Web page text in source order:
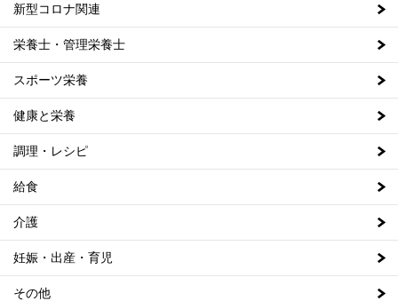
新型コロナ関連
栄養士・管理栄養士
スポーツ栄養
健康と栄養
調理・レシピ
給食
介護
妊娠・出産・育児
その他